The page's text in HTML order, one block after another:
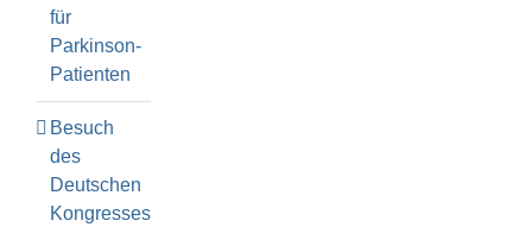
für
Parkinson-
Patienten
Besuch
des
Deutschen
Kongresses